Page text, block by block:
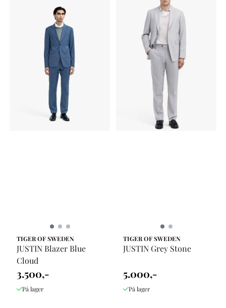
TIGER OF SWEDEN
JUSTIN Blazer Blue
Cloud
3.500,-
På lager
TIGER OF SWEDEN
JUSTIN Grey Stone
5.000,-
På lager